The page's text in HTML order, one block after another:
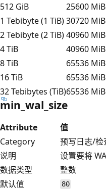
512 GiB
25600 MiB
1 Tebibyte (1 TiB)30720 MiB
2 Tebibyte (2 TiB)40960 MiB
4 TiB
40960 MiB
8 TiB
65536 MiB
16 TiB
65536 MiB
32 Tebibytes (TiB)65536 MiB
min_wal_size
Attribute
值
Category
预写日志/检
说明
设置要将
数据类型
整数
默认值
80